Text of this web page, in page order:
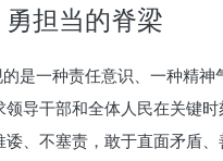
担当的脊梁
的是一种责任意识、一种精神
导干部和全体人民在关键时
、不塞责，敢于直面矛盾